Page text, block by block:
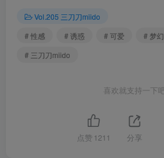
Vol.205 三刀刀miido
# 性感
# 诱惑 # 可爱 # 梦幻
# 三刀刀miido
喜欢就支持一下
点赞 1211 分享